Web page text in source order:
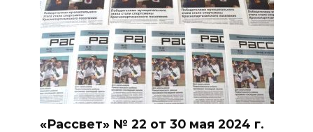
«Рассвет» № 22 от 30 мая 2024 г.